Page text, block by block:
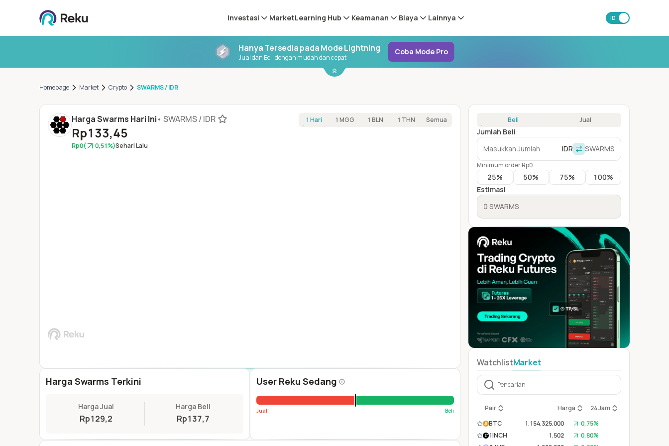
Investasi MarketLearning Hub Keamanan Biaya Lainnya ID
Hanya Tersedia pada Mode Lightning
Jual dan Beli dengan mudah dan cepat
Coba Mode Pro
Homepage Market Crypto SWARMS / IDR
Harga Swarms Hari Ini• SWARMS / IDR
Rp133,45
Rp0( 0,51%)Sehari Lalu
1 Hari 1 MGG 1 BLN 1 THN Semua
Harga Swarms Terkini
Harga Jual
Rp129,2
Harga Beli
Rp137,7
User Reku Sedang
Jual Beli
Beli Jual
Jumlah Beli
IDR
SWARMS
Minimum order Rp0
25% 50% 75% 100%
Estimasi
0 SWARMS
WatchlistMarket
Pair Harga
24 Jam
BTC
1.154.325.000
0,75%
1INCH
1.502
0,80%